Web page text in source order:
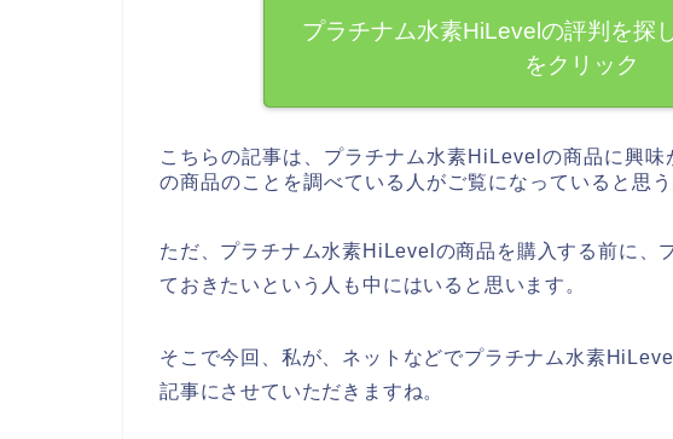
プラチナム水素HiLevelの評判を探
をクリック
こちらの記事は、プラチナム水素HiLevelの商品に興
の商品のことを調べている人がご覧になっていると思
ただ、プラチナム水素HiLevelの商品を購入する前に、
ておきたいという人も中にはいると思います。
そこで今回、私が、ネットなどでプラチナム水素
記事にさせていただきますね。